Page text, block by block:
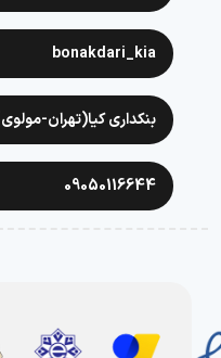
bonakdari_kia
بنکداری کیا(تهران-
09050116644